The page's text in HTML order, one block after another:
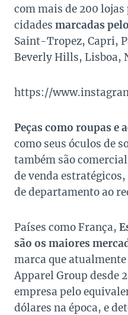
com mais de 200
cidades marcadas
Saint-Tropez, Capri,
Beverly Hills, Lisboa,
https://
Peças como roupas e
como seus óculos de
também são
de venda
de departamento ao
Países como França,
são os maiores
marca que
Apparel Group desde
empresa pelo
dólares na época, e